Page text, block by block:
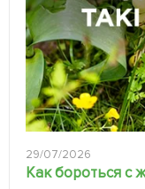
29/07/2026
Как бороться с